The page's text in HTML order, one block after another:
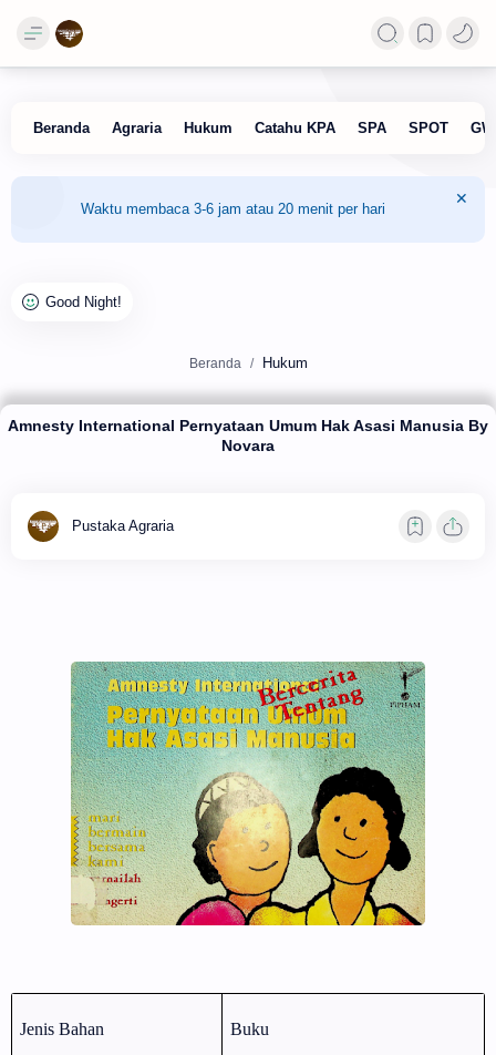
Waktu membaca 3-6 jam atau 20 menit per hari
Beranda Hukum
Amnesty International Pernyataan Umum Hak Asasi Manusia By
Novara
Jenis Bahan Buku